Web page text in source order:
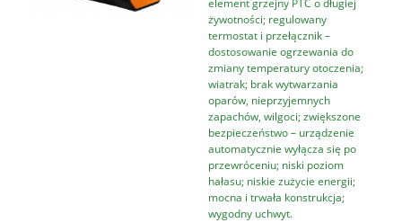
element grzejny PTC o długiej
żywotności; regulowany
termostat i przełącznik –
dostosowanie ogrzewania do
zmiany temperatury otoczenia;
wiatrak; brak wytwarzania
oparów, nieprzyjemnych
zapachów, wilgoci; zwiększone
bezpieczeństwo – urządzenie
automatycznie wyłącza się po
przewróceniu; niski poziom
hałasu; niskie zużycie energii;
mocna i trwała konstrukcja;
wygodny uchwyt.